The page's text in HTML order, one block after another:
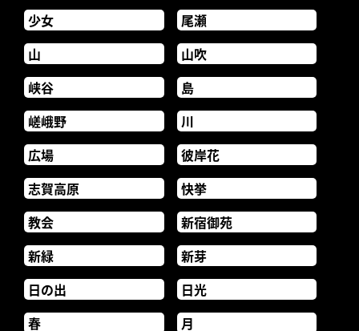
少女
尾瀬
山
山吹
峡谷
島
嵯峨野
川
広場
彼岸花
志賀高原
快挙
教会
新宿御苑
新緑
新芽
日の出
日光
春
月